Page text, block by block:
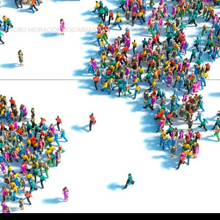
FORO MIGRACIÓN COLOMBIANA SANIDAD BLOG